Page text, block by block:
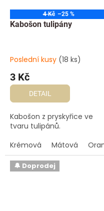
4 Kč –25 %
Kabošon tulipány
Poslední kusy (18 ks)
3 Kč
DETAIL
Kabošon z pryskyřice ve
tvaru tulipánů.
Krémová
Mátová
🔔 Doprodej